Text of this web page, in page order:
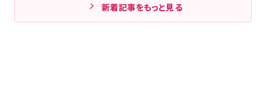
新着記事をもっと見る